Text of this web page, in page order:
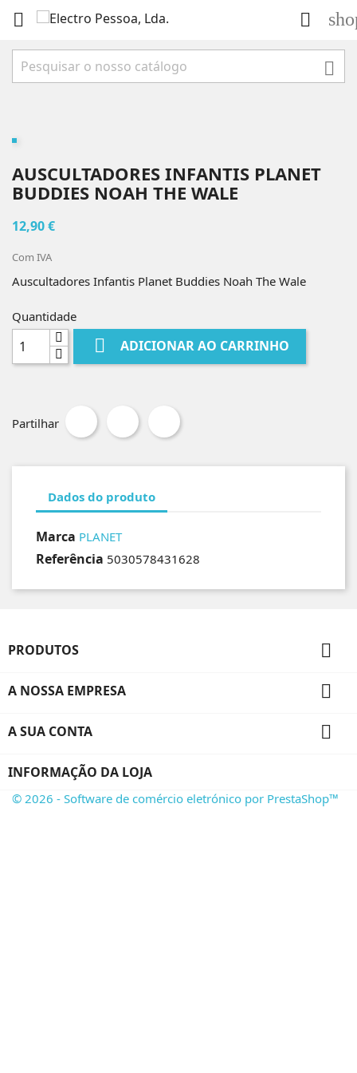
 

AUSCULTADORES INFANTIS PLANET
BUDDIES NOAH THE WALE
12,90 €
Com IVA
Auscultadores Infantis Planet Buddies Noah The Wale
Quantidade
 ADICIONAR AO CARRINHO
Partilhar
Dados do produto
Marca PLANET
Referência 5030578431628
PRODUTOS 
A NOSSA EMPRESA 
A SUA CONTA 
INFORMAÇÃO DA LOJA
© 2026 - Software de comércio eletrónico por PrestaShop™